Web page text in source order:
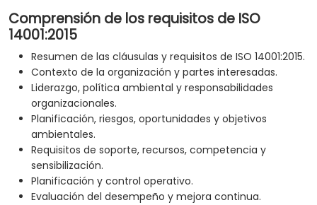
Comprensión de los requisitos de ISO
14001:2015
Resumen de las cláusulas y requisitos de ISO 14001:2015.
Contexto de la organización y partes interesadas.
Liderazgo, política ambiental y responsabilidades
organizacionales.
Planificación, riesgos, oportunidades y objetivos
ambientales.
Requisitos de soporte, recursos, competencia y
sensibilización.
Planificación y control operativo.
Evaluación del desempeño y mejora continua.